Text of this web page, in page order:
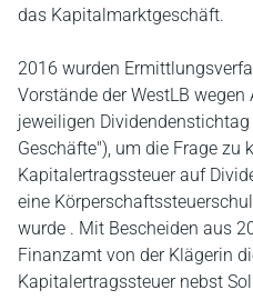
das Kapitalmarktgeschäft.
2016 wurden
Vorstände der WestLB
jeweiligen
Geschäfte"), um die Frage zu
Kapitalertragssteuer auf
eine
wurde . Mit Bescheiden aus
Finanzamt von der Klägerin
Kapitalertragssteuer nebst